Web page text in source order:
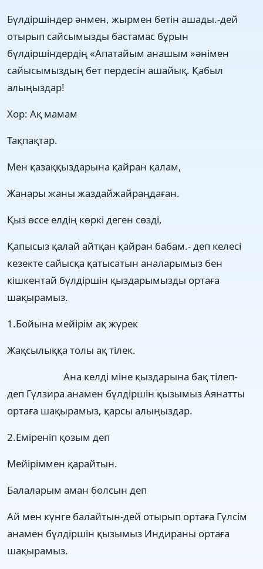
Бүлдіршіндер әнмен, жырмен бетін ашады.-дей
отырып сайсымызды бастамас бұрын
бүлдіршіндердің «Апатайым анашым »әнімен
сайысымыздың бет пердесін ашайық. Қабыл
алыңыздар!
Хор: Ақ мамам
Тақпақтар.
Мен қазаққыздарына қайран қалам,
Жанары жаны жаздайжайраңдаған.
Қыз өссе елдің көркі деген сөзді,
Қапысыз қалай айтқан қайран бабам.- деп келесі
кезекте сайысқа қатысатын аналарымыз бен
кішкентай бүлдіршін қыздарымызды ортаға
шақырамыз.
1.Бойына мейірім ақ жүрек
Жақсылыққа толы ақ тілек.
Ана келді міне қыздарына бақ тілеп-
деп Гүлзира анамен бүлдіршін қызымыз Аянатты
ортаға шақырамыз, қарсы алыңыздар.
2.Еміреніп қозым деп
Мейіріммен қарайтын.
Балаларым аман болсын деп
Ай мен күнге балайтын-дей отырып ортаға Гүлсім
анамен бүлдіршін қызымыз Индираны ортаға
шақырамыз.